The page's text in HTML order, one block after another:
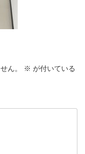
ん。 ※ が付いている